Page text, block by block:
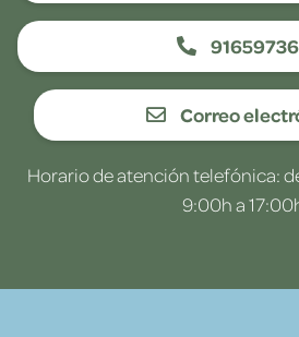
Correo
Horario de atención telefónica:
9:00h a